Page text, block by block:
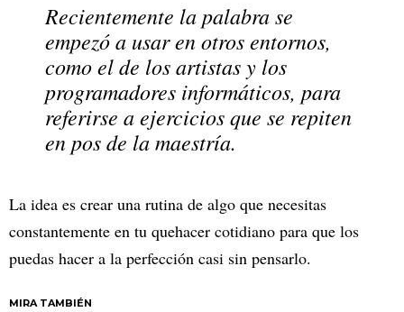
Recientemente la palabra se
empezó a usar en otros entornos,
como el de los artistas y los
programadores informáticos, para
referirse a ejercicios que se repiten
en pos de la maestría.
La idea es crear una rutina de algo que necesitas
constantemente en tu quehacer cotidiano para que los
puedas hacer a la perfección casi sin pensarlo.
MIRA TAMBIÉN